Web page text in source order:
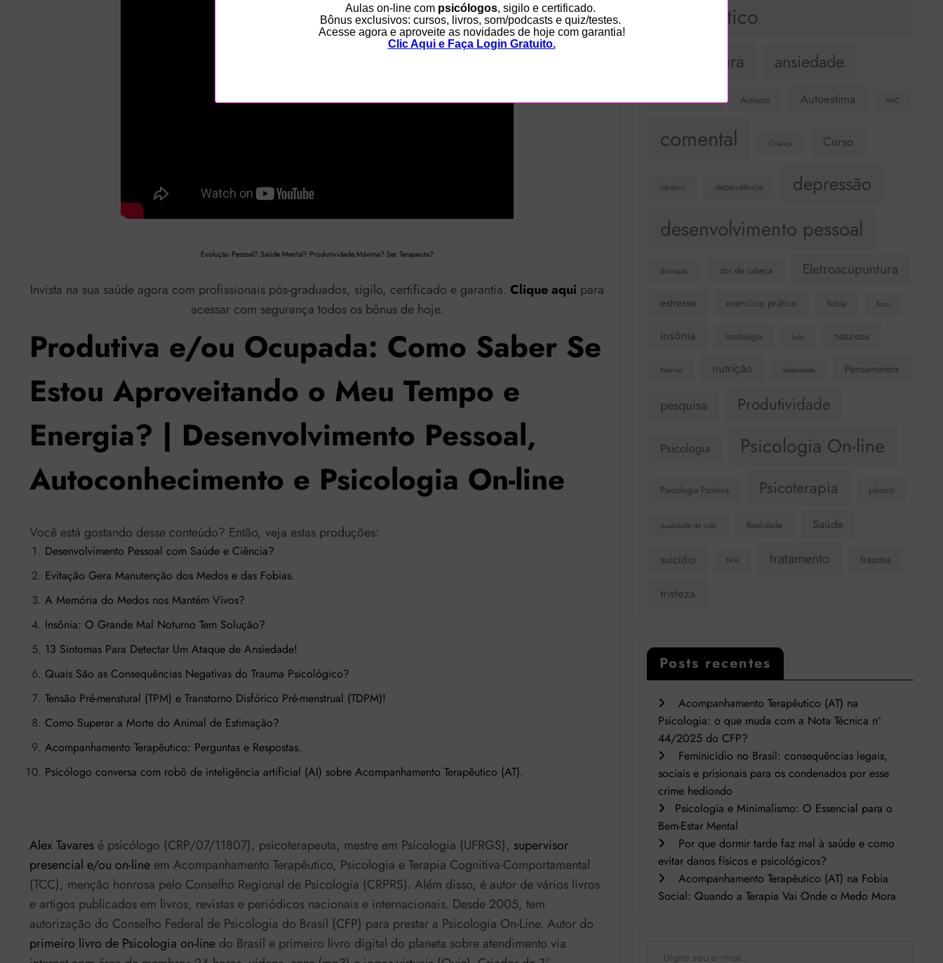
Evolução Pessoal? Saúde Mental? Produtividade Máxima? Ser Terapeuta?
Invista na sua saúde agora com profissionais pós-graduados, sigilo, certificado e garantia. Clique aqui para
acessar com segurança todos os bônus de hoje.
Produtiva e/ou Ocupada: Como Saber Se
Estou Aproveitando o Meu Tempo e
Energia? | Desenvolvimento Pessoal,
Autoconhecimento e Psicologia On-line
Você está gostando desse conteúdo? Então, veja estas produções:
Desenvolvimento Pessoal com Saúde e Ciência?
Evitação Gera Manutenção dos Medos e das Fobias.
A Memória do Medos nos Mantém Vivos?
Insônia: O Grande Mal Noturno Tem Solução?
13 Sintomas Para Detectar Um Ataque de Ansiedade!
Quais São as Consequências Negativas do Trauma Psicológico?
Tensão Pré-menstural (TPM) e Transtorno Disfórico Pré-menstrual (TDPM)!
Como Superar a Morte do Animal de Estimação?
Acompanhamento Terapêutico: Perguntas e Respostas.
Psicólogo conversa com robô de inteligência artificial (AI) sobre Acompanhamento Terapêutico (AT).
Alex Tavares é psicólogo (CRP/07/11807), psicoterapeuta, mestre em Psicologia (UFRGS), supervisor
presencial e/ou on-line em Acompanhamento Terapêutico, Psicologia e Terapia Cognitiva-Comportamental
(TCC), menção honrosa pelo Conselho Regional de Psicologia (CRPRS). Além disso, é autor de vários livros
e artigos publicados em livros, revistas e periódicos nacionais e internacionais. Desde 2005, tem
autorização do Conselho Federal de Psicologia do Brasil (CFP) para prestar a Psicologia On-Line. Autor do
primeiro livro de Psicologia on-line do Brasil e primeiro livro digital do planeta sobre atendimento via
Terapêutico
Acupuntura ansiedade
Atividade Física Autismo Autoestima AVC
comental Criança Curso
cérebro dependência depressão
desenvolvimento pessoal
distração dor de cabeça Eletroacupuntura
estresse exercício prático fobia foco
insônia lombalgia luto natureza
Norma nutrição obesidade Pensamentos
pesquisa Produtividade
Psicologia Psicologia On-line
Psicologia Positiva Psicoterapia pânico
qualidade de vida Realidade Saúde
suicídio TPM tratamento trauma
tristeza
Posts recentes
Acompanhamento Terapêutico (AT) na
Psicologia: o que muda com a Nota Técnica nº
44/2025 do CFP?
Feminicídio no Brasil: consequências legais,
sociais e prisionais para os condenados por esse
crime hediondo
Psicologia e Minimalismo: O Essencial para o
Bem-Estar Mental
Por que dormir tarde faz mal à saúde e como
evitar danos físicos e psicológicos?
Acompanhamento Terapêutico (AT) na Fobia
Social: Quando a Terapia Vai Onde o Medo Mora